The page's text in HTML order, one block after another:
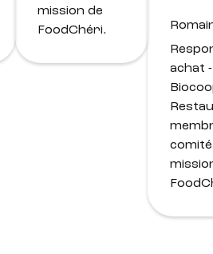
mission de
FoodChéri.
achat -